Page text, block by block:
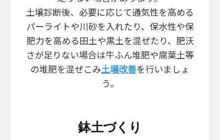
土壌診断後、必要に応じて通気性を高める
パーライトや川砂を入れたり、保水性や保
肥力を高める田土や黒土を混ぜたり、肥沃
さが足りない場合は牛ふん堆肥や腐葉土等
の堆肥を混ぜこみ土壌改善を行いましょ
う。
鉢土づくり